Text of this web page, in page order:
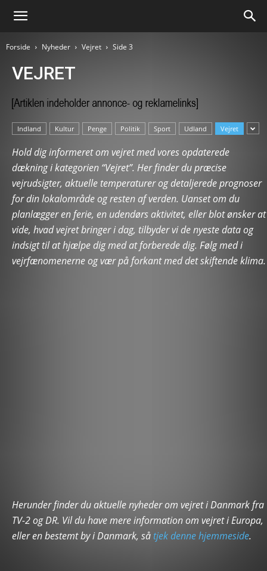
Forside Nyheder Vejret Side 3
VEJRET
Indland Kultur Penge Politik Sport Udland Vejret
Hold dig informeret om vejret med vores opdaterede
dækning i kategorien “Vejret”. Her finder du præcise
vejrudsigter, aktuelle temperaturer og detaljerede prognoser
for din lokalområde og resten af verden. Uanset om du
planlægger en ferie, en udendørs aktivitet, eller blot ønsker at
vide, hvad vejret bringer i dag, tilbyder vi de nyeste data og
indsigt til at hjælpe dig med at forberede dig. Følg med i
vejrfænomenerne og vær på forkant med det skiftende klima.
Herunder finder du aktuelle nyheder om vejret i Danmark fra
TV-2 og DR. Vil du have mere information om vejret i Europa,
eller en bestemt by i Danmark, så tjek denne hjemmeside.